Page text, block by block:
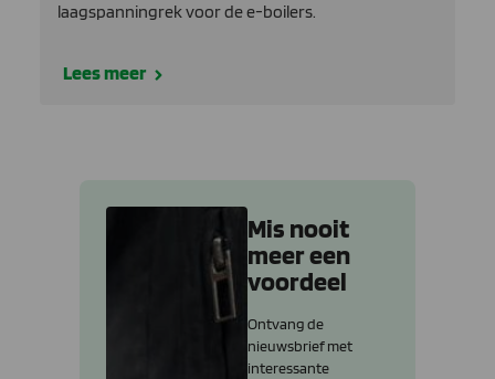
laagspanningrek voor de e-boilers.
Lees meer
Mis nooit
meer een
voordeel
Ontvang de
nieuwsbrief met
interessante